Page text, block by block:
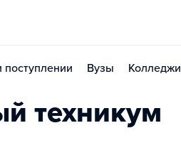
Вузы Колледжи
техникум